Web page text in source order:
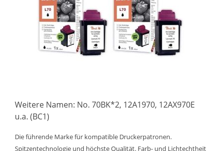
Weitere Namen: No. 70BK*2, 12A1970, 12AX970E
u.a. (BC1)
Die führende Marke für kompatible Druckerpatronen.
Spitzentechnologie und höchste Qualität. Farb- und Lichtechtheit